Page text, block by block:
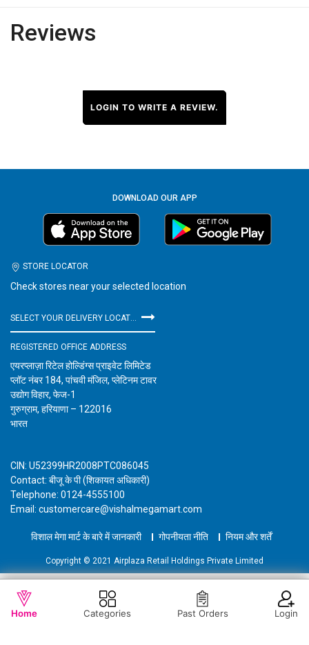
WISHLIST
Reviews
LOGIN TO WRITE A REVIEW.
DOWNLOAD OUR APP
STORE LOCATOR
Check stores near your selected location
REGISTERED OFFICE ADDRESS
एयरप्लाज़ा रिटेल होल्डिंग्स प्राइवेट लिमिटेड
प्लॉट नंबर 184, पांचवी मंजिल, प्लेटिनम टावर
उद्योग विहार, फेज-1
गुरुग्राम, हरियाणा – 122016
भारत
CIN: U52399HR2008PTC086045
Contact: बीजू के पी (शिकायत अधिकारी)
Telephone: 0124-4555100
Email: customercare@vishalmegamart.com
विशाल मेगा मार्ट के बारे में जानकारी गोपनीयता नीति नियम और शर्तें
Copyright © 2021 Airplaza Retail Holdings Private Limited
Home Categories Past Orders Login